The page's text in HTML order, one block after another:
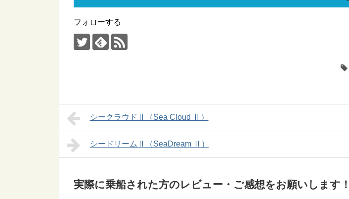
フォローする
シークラウドⅡ（Sea Cloud Ⅱ）
シードリームⅡ（SeaDream Ⅱ）
実際に乗船された方のレビュー・ご感想をお願いします！